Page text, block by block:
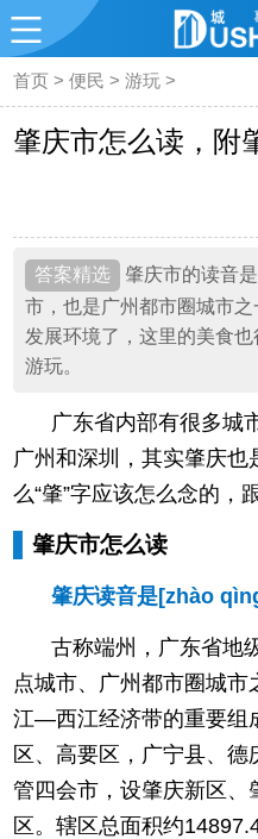
首页 >便民 >游玩 >
肇庆市怎么读，附
肇庆市的读音
市，也是广州都市圈城市
发展环境了，这里的美食
游玩。
广东省内部有很多城
广州和深圳，其实肇庆也
么“肇”字应该怎么念的，
肇庆市怎么读
肇庆读音是[zhào
古称端州，广东省地
点城市、广州都市圈城市
江—西江经济带的重要组
区、高要区，广宁县、
管四会市，设肇庆新区
区。辖区总面积约